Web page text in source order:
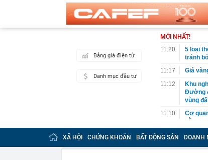
Bảng giá điện tử
Danh mục đầu tư
MỚI NHẤT!
11:20
5 loại
tránh
11:17
Giá
11:12
Khu
Đường
vùng
11:10
Cơ
11:09
Thiết
11:08
Mưa
XÃ HỘI CHỨNG KHOÁN BẤT ĐỘNG SẢN DOANH